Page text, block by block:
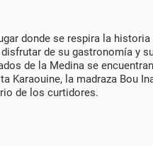
donde se respira la
de su gastronomía y
de la Medina se
Karaouine, la madraza Bou
de los curtidores.